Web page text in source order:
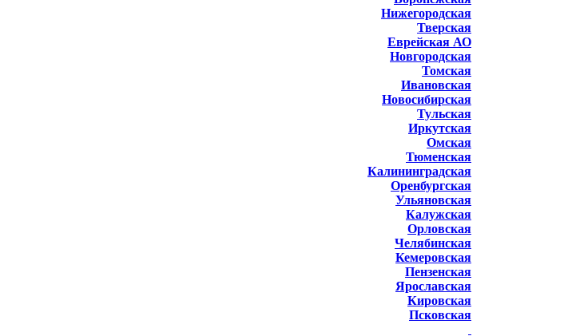
Нижегородская
Тверская
Еврейская АО
Новгородская
Томская
Ивановская
Новосибирская
Тульская
Иркутская
Омская
Тюменская
Калининградская
Оренбургская
Ульяновская
Калужская
Орловская
Челябинская
Кемеровская
Пензенская
Ярославская
Кировская
Псковская